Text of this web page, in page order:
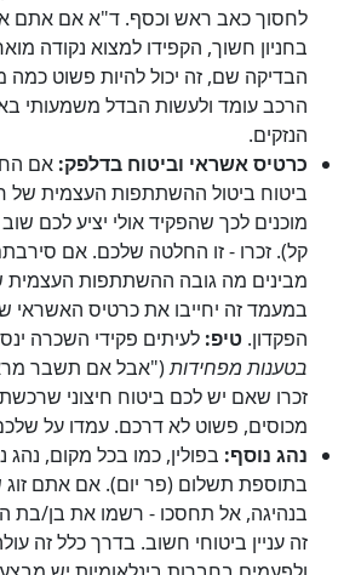
לחסוך כאב ראש וכסף. ד"א אם אתם
בחניון חשוך, הקפידו למצוא נקודה
הבדיקה שם, זה יכול להיות פשוט
הרכב עומד ולעשות הבדל משמעותי
הנזקים.
כרטיס אשראי וביטוח בדלפק: אם
ביטוח ביטול ההשתתפות העצמית
מוכנים לכך שהפקיד אולי יציע לכם
קל). זכרו - זו החלטה שלכם. אם
מבינים מה גובה ההשתתפות העצמית
במעמד זה יחייבו את כרטיס האשראי
הפקדון. טיפ: לעיתים פקידי השכרה
בטענות מפחידות
זכרו שאם יש לכם ביטוח חיצוני
מכוסים, פשוט לא דרכם. עמדו על
נהג נוסף: בפולין, כמו בכל מקום, נהג
בתוספת תשלום (פר יום). אם אתם
בנהיגה, אל תחסכו - רשמו את בן/בת
זה עניין ביטוחי חשוב. בדרך כלל זה